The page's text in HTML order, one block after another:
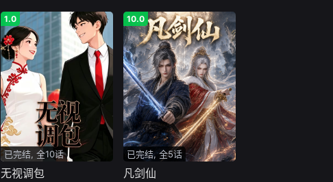
1.0
已完结, 全10话
无视调包
10.0
已完结, 全5话
凡剑仙